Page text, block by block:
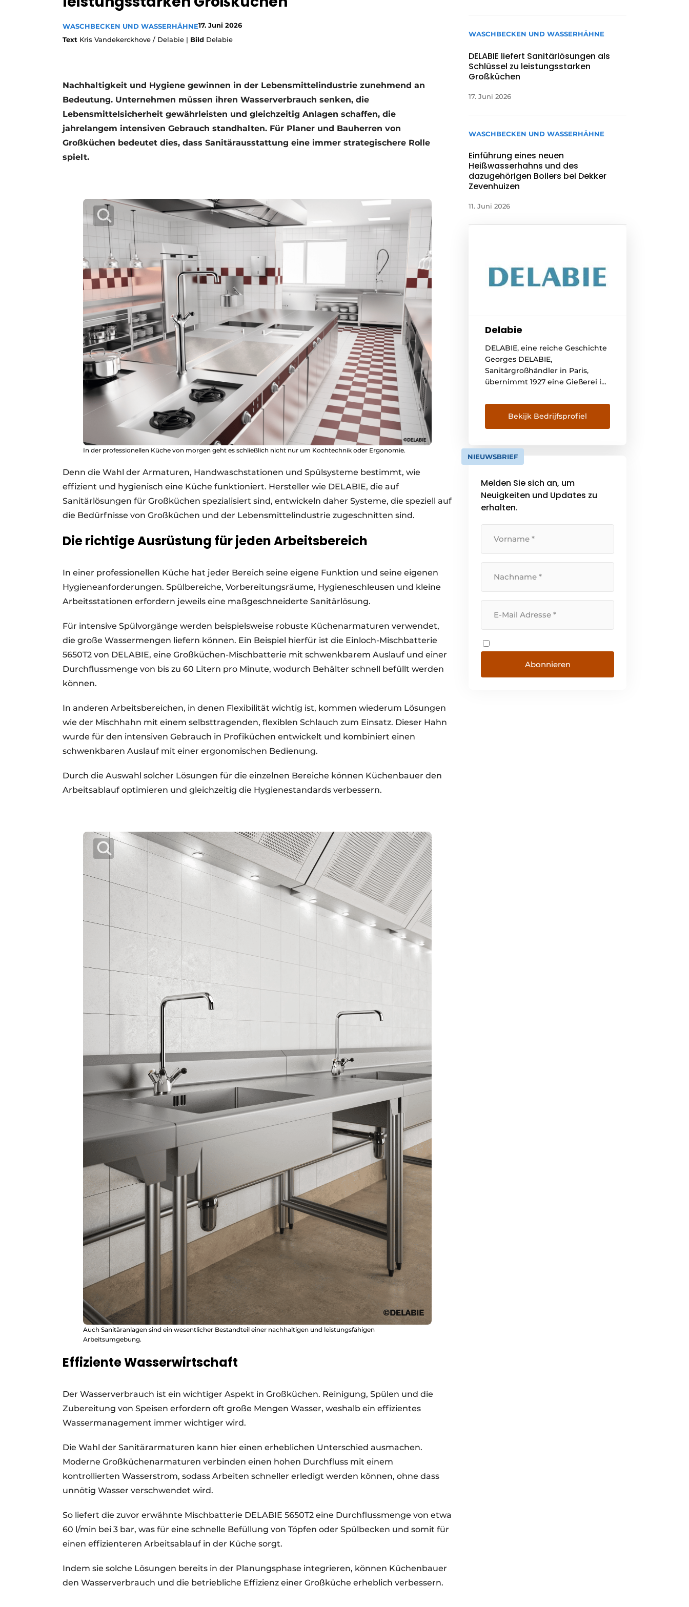
Ein Stellenangebot registrieren
Offene Stellen
WASCHBECKEN UND WASSERHÄHNE17. Juni 2026
Text Kris Vandekerckhove / Delabie | Bild Delabie
Nachhaltigkeit und Hygiene gewinnen in der Lebensmittelindustrie zunehmend an
Bedeutung. Unternehmen müssen ihren Wasserverbrauch senken, die
Lebensmittelsicherheit gewährleisten und gleichzeitig Anlagen schaffen, die
jahrelangem intensiven Gebrauch standhalten. Für Planer und Bauherren von
Großküchen bedeutet dies, dass Sanitärausstattung eine immer strategischere Rolle
spielt.
In der professionellen Küche von morgen geht es schließlich nicht nur um Kochtechnik oder Ergonomie.
Denn die Wahl der Armaturen, Handwaschstationen und Spülsysteme bestimmt, wie
effizient und hygienisch eine Küche funktioniert. Hersteller wie DELABIE, die auf
Sanitärlösungen für Großküchen spezialisiert sind, entwickeln daher Systeme, die speziell auf
die Bedürfnisse von Großküchen und der Lebensmittelindustrie zugeschnitten sind.
Die richtige Ausrüstung für jeden Arbeitsbereich
In einer professionellen Küche hat jeder Bereich seine eigene Funktion und seine eigenen
Hygieneanforderungen. Spülbereiche, Vorbereitungsräume, Hygieneschleusen und kleine
Arbeitsstationen erfordern jeweils eine maßgeschneiderte Sanitärlösung.
Für intensive Spülvorgänge werden beispielsweise robuste Küchenarmaturen verwendet,
die große Wassermengen liefern können. Ein Beispiel hierfür ist die Einloch-Mischbatterie
5650T2 von DELABIE, eine Großküchen-Mischbatterie mit schwenkbarem Auslauf und einer
Durchflussmenge von bis zu 60 Litern pro Minute, wodurch Behälter schnell befüllt werden
können.
In anderen Arbeitsbereichen, in denen Flexibilität wichtig ist, kommen wiederum Lösungen
wie der Mischhahn mit einem selbsttragenden, flexiblen Schlauch zum Einsatz. Dieser Hahn
wurde für den intensiven Gebrauch in Profiküchen entwickelt und kombiniert einen
schwenkbaren Auslauf mit einer ergonomischen Bedienung.
Durch die Auswahl solcher Lösungen für die einzelnen Bereiche können Küchenbauer den
Arbeitsablauf optimieren und gleichzeitig die Hygienestandards verbessern.
Auch Sanitäranlagen sind ein wesentlicher Bestandteil einer nachhaltigen und leistungsfähigen
Arbeitsumgebung.
Effiziente Wasserwirtschaft
Der Wasserverbrauch ist ein wichtiger Aspekt in Großküchen. Reinigung, Spülen und die
Zubereitung von Speisen erfordern oft große Mengen Wasser, weshalb ein effizientes
Wassermanagement immer wichtiger wird.
Die Wahl der Sanitärarmaturen kann hier einen erheblichen Unterschied ausmachen.
Moderne Großküchenarmaturen verbinden einen hohen Durchfluss mit einem
kontrollierten Wasserstrom, sodass Arbeiten schneller erledigt werden können, ohne dass
unnötig Wasser verschwendet wird.
So liefert die zuvor erwähnte Mischbatterie DELABIE 5650T2 eine Durchflussmenge von etwa
60 l/min bei 3 bar, was für eine schnelle Befüllung von Töpfen oder Spülbecken und somit für
einen effizienteren Arbeitsablauf in der Küche sorgt.
Indem sie solche Lösungen bereits in der Planungsphase integrieren, können Küchenbauer
den Wasserverbrauch und die betriebliche Effizienz einer Großküche erheblich verbessern.
WASCHBECKEN UND WASSERHÄHNE
DELABIE liefert Sanitärlösungen als
Schlüssel zu leistungsstarken
Großküchen
17. Juni 2026
WASCHBECKEN UND WASSERHÄHNE
Einführung eines neuen
Heißwasserhahns und des
dazugehörigen Boilers bei Dekker
Zevenhuizen
11. Juni 2026
Delabie
DELABIE, eine reiche Geschichte
Georges DELABIE,
Sanitärgroßhändler in Paris,
übernimmt 1927 eine Gießerei in
Hier entwickelt er hauptsächlich
Armaturen und Bodensiphons
für Bäder und Küchen. Die
sind stets bestrebt, das
Familienunternehmen zu
Identität der Marke und der [...]
Bekijk Bedrijfsprofiel
NIEUWSBRIEF
Melden Sie sich an, um
Neuigkeiten und Updates zu
erhalten.
Abonnieren